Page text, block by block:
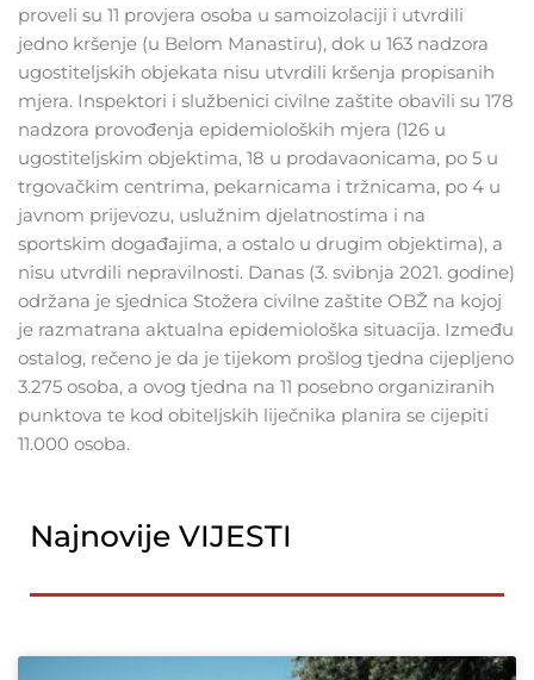
proveli su 11 provjera osoba u samoizolaciji i utvrdili
jedno kršenje (u Belom Manastiru), dok u 163 nadzora
ugostiteljskih objekata nisu utvrdili kršenja propisanih
mjera. Inspektori i službenici civilne zaštite obavili su 178
nadzora provođenja epidemioloških mjera (126 u
ugostiteljskim objektima, 18 u prodavaonicama, po 5 u
trgovačkim centrima, pekarnicama i tržnicama, po 4 u
javnom prijevozu, uslužnim djelatnostima i na
sportskim događajima, a ostalo u drugim objektima), a
nisu utvrdili nepravilnosti. Danas (3. svibnja 2021. godine)
održana je sjednica Stožera civilne zaštite OBŽ na kojoj
je razmatrana aktualna epidemiološka situacija. Između
ostalog, rečeno je da je tijekom prošlog tjedna cijepljeno
3.275 osoba, a ovog tjedna na 11 posebno organiziranih
punktova te kod obiteljskih liječnika planira se cijepiti
11.000 osoba.
Najnovije VIJESTI